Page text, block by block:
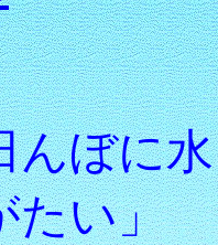
んぼに
たい」